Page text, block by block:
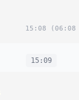
15:08 (06:08
15:09